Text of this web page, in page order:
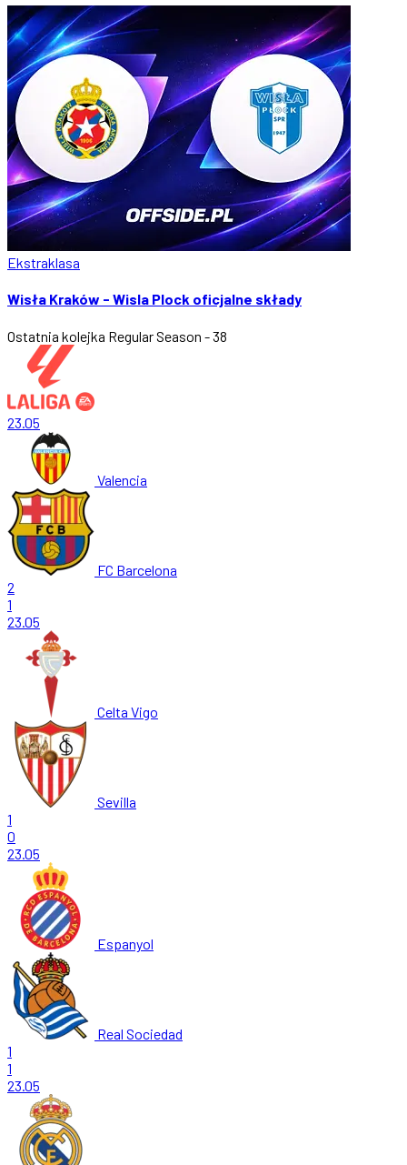
Ekstraklasa
Wisła Kraków - Wisla Plock oficjalne składy
Ostatnia kolejka Regular Season - 38
23.05
Valencia
FC Barcelona
2
1
23.05
Celta Vigo
Sevilla
1
0
23.05
Espanyol
Real Sociedad
1
1
23.05